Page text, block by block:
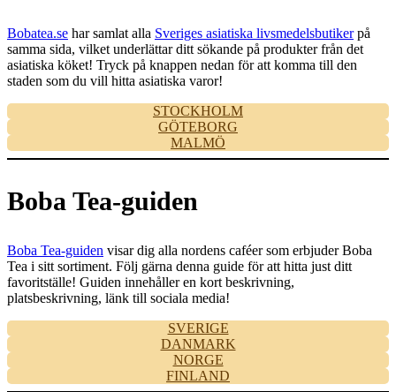
Bobatea.se har samlat alla Sveriges asiatiska livsmedelsbutikerpå
samma sida, vilket underlättar ditt sökande på produkter från det
asiatiska köket! Tryck på knappen nedan för att komma till den
staden som du vill hitta asiatiska varor!
STOCKHOLM
GÖTEBORG
MALMÖ
Boba Tea-guiden
Boba Tea-guiden visar dig alla nordens caféer som erbjuder Boba
Tea i sitt sortiment. Följ gärna denna guide för att hitta just ditt
favoritställe! Guiden innehåller en kort beskrivning,
platsbeskrivning, länk till sociala media!
SVERIGE
DANMARK
NORGE
FINLAND